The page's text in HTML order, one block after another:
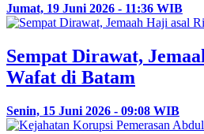
Jumat, 19 Juni 2026 - 11:36 WIB
Sempat Dirawat,
Wafat di Batam
Senin, 15 Juni 2026 - 09:08 WIB